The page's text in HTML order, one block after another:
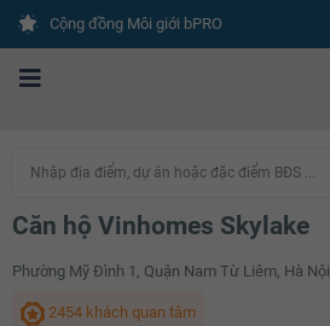
Cộng đồng Môi giới bPRO
Nhập địa điểm, dự án hoặc đặc điểm BĐS ...
Căn hộ Vinhomes Skylake
Phường Mỹ Đình 1, Quận Nam Từ Liêm, Hà Nội
2454 khách quan tâm